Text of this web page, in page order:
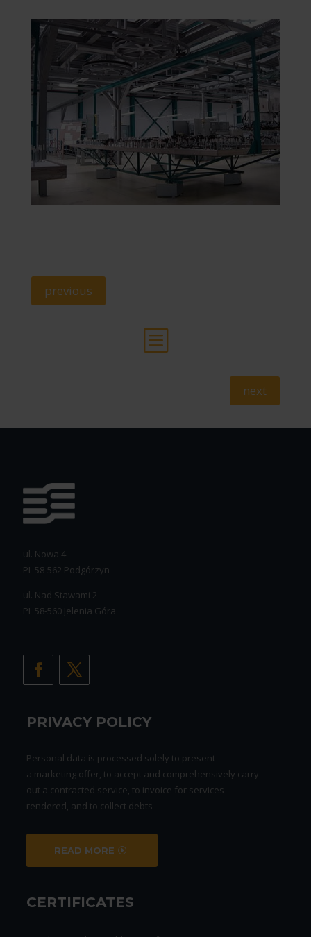
previous
b
next
ul. Nowa 4
PL 58-562 Podgórzyn
ul. Nad Stawami 2
PL 58-560 Jelenia Góra
PRIVACY POLICY
Personal data is processed solely to present
a marketing offer, to accept and comprehensively carry
out a contracted service, to invoice for services
rendered, and to collect debts
READ MORE
CERTIFICATES